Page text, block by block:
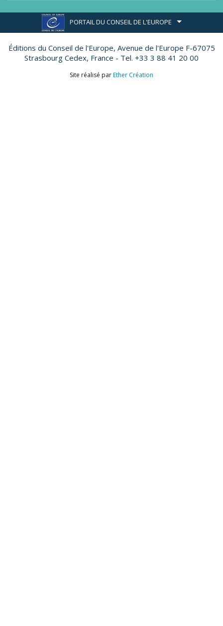
PORTAIL DU CONSEIL DE L'EUROPE
Éditions du Conseil de l'Europe, Avenue de l'Europe F-67075
Strasbourg Cedex, France - Tel. +33 3 88 41 20 00
Site réalisé par Ether Création